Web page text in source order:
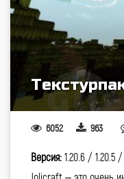
6052 963
Версия: 1.20.6 / 1.20.5 /